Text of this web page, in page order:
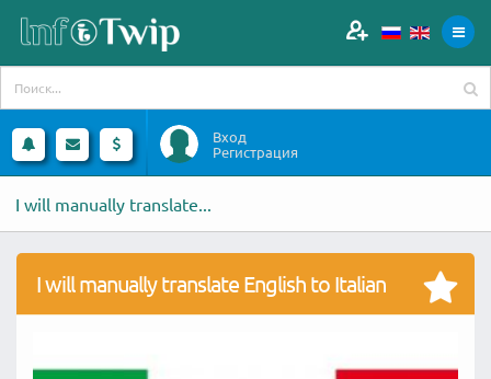
Вход
Регистрация
I will manually translate...
I will manually translate English to Italian